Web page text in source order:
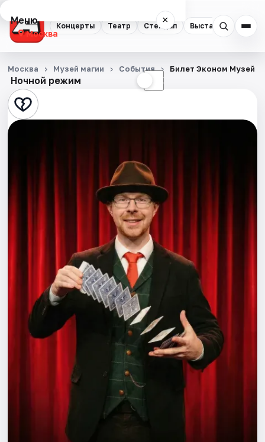
Концерты Театр Стендап Выставки
Меню ×
Москва
Концерты
Театр
Стендап
Города
Ночной режим ☾
Москва Музей магии События Билет Эконом Музей